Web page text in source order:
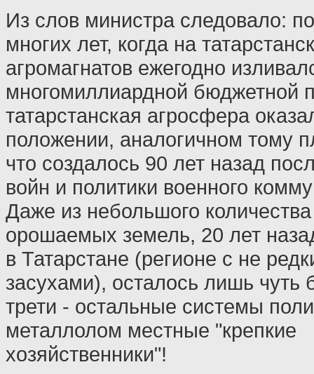
Из слов министра следовало:
многих лет, когда на
агромагнатов ежегодно
многомиллиардной бюджетной
татарстанская агросфера
положении, аналогичном тому
что создалось 90 лет назад
войн и политики военного
Даже из небольшого количества
орошаемых земель, 20 лет
в Татарстане (регионе с не
засухами), осталось лишь чуть
трети - остальные системы
металлолом местные "крепкие
хозяйственники"!